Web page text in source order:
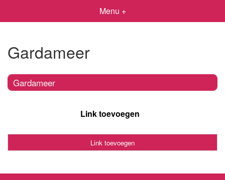
Menu +
Gardameer
Gardameer
Link toevoegen
Link toevoegen